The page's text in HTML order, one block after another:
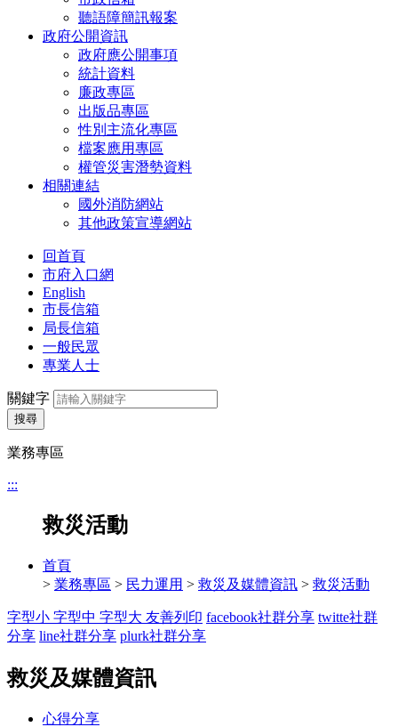
聽語障簡訊報案
政府公開資訊
政府應公開事項
統計資料
廉政專區
出版品專區
性別主流化專區
檔案應用專區
權管災害潛勢資料
相關連結
國外消防網站
其他政策宣導網站
回首頁
市府入口網
English
市長信箱
局長信箱
一般民眾
專業人士
關鍵字
搜尋
業務專區
:::
救災活動
首頁
> 業務專區 > 民力運用 > 救災及媒體資訊 > 救災活動
字型小 字型中 字型大 友善列印 facebook社群分享 twitte社群
分享 line社群分享 plurk社群分享
救災及媒體資訊
心得分享